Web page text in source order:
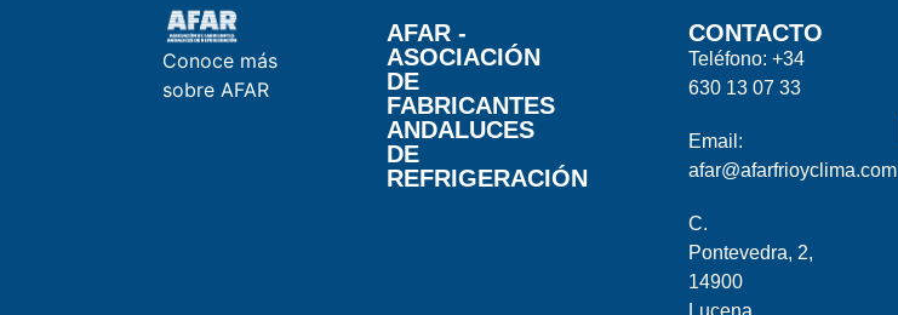
Conoce más
sobre AFAR
AFAR -
ASOCIACIÓN
DE
FABRICANTES
ANDALUCES
DE
REFRIGERACIÓN
CONTACTO
Teléfono: +34
630 13 07 33
Email:
afar@afarfrioyclima.com
C.
Pontevedra, 2,
14900
Lucena,